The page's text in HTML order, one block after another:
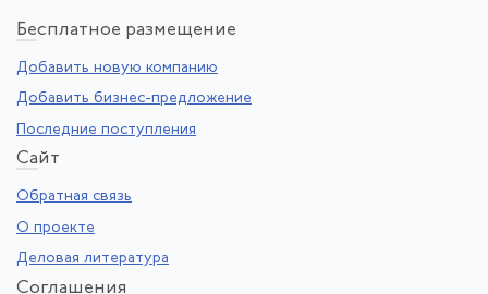
Бесплатное размещение
Добавить новую компанию
Добавить бизнес-предложение
Последние поступления
Сайт
Обратная связь
О проекте
Деловая литература
Соглашения